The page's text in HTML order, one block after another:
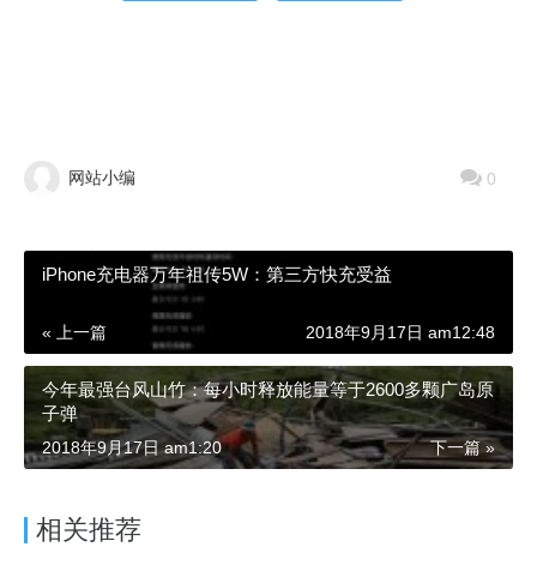
网站小编 0
iPhone充电器万年祖传5W：第三方快充受益
« 上一篇 2018年9月17日 am12:48
今年最强台风山竹：每小时释放能量等于2600多颗广岛原
子弹
下一篇 »
2018年9月17日 am1:20
相关推荐